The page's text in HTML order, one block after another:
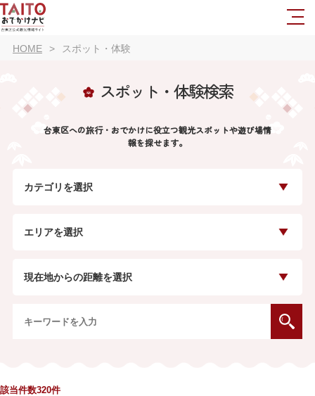
HOME スポット・体験
スポット・体験検索
台東区への旅行・おでかけに役立つ観光スポットや遊び場情
報を探せます。
カテゴリを選択
エリアを選択
現在地からの距離を選択
該当件数320件